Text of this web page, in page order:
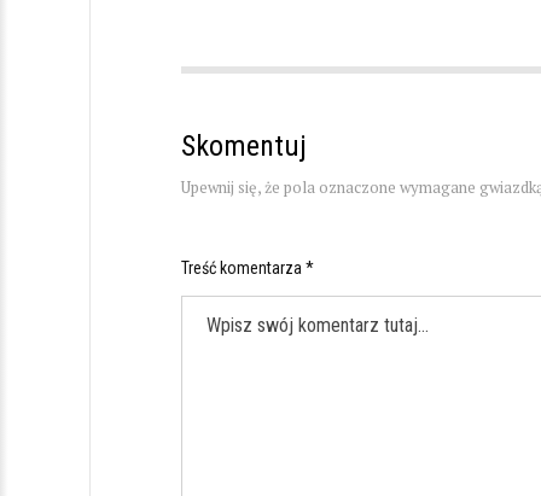
Skomentuj
Upewnij się, że pola oznaczone wymagane
Treść komentarza *